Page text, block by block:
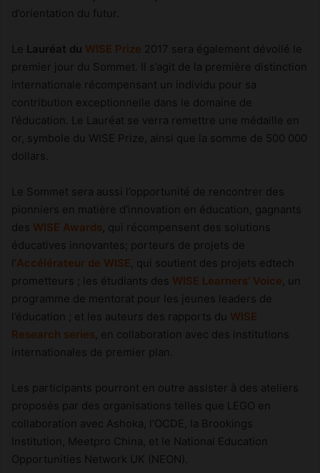
d’orientation du futur.
Le Lauréat du WISE Prize 2017 sera également dévoilé le
premier jour du Sommet. Il s’agit de la première distinction
internationale récompensant un individu pour sa
contribution exceptionnelle dans le domaine de
l’éducation. Le Lauréat se verra remettre une médaille en
or, symbole du WISE Prize, ainsi que la somme de 500 000
dollars.
Le Sommet sera aussi l’opportunité de rencontrer des
pionniers en matière d’innovation en éducation, gagnants
des WISE Awards , qui récompensent des solutions
éducatives innovantes; porteurs de projets de
l’Accélérateur de WISE , qui soutient des projets edtech
prometteurs ; les étudiants des WISE Learners’ Voice , un
programme de mentorat pour les jeunes leaders de
l’éducation ; et les auteurs des rapports du WISE
Research series , en collaboration avec des institutions
internationales de premier plan.
Les participants pourront en outre assister à des ateliers
proposés par des organisations telles que LEGO en
collaboration avec Ashoka, l’OCDE, la Brookings
Institution, Meetpro China, et le National Education
Opportunities Network UK (NEON).